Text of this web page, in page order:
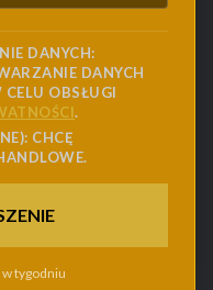
DANYCH:
DANYCH
OBSŁUGI
.
CHCĘ
w tygodniu